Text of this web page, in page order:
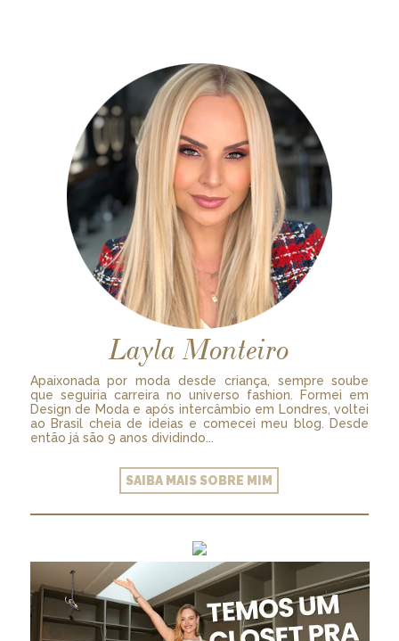
Layla Monteiro
Apaixonada por moda desde criança, sempre soube
que seguiria carreira no universo fashion. Formei em
Design de Moda e após intercâmbio em Londres, voltei
ao Brasil cheia de ideias e comecei meu blog. Desde
então já são 9 anos dividindo...
SAIBA MAIS SOBRE MIM